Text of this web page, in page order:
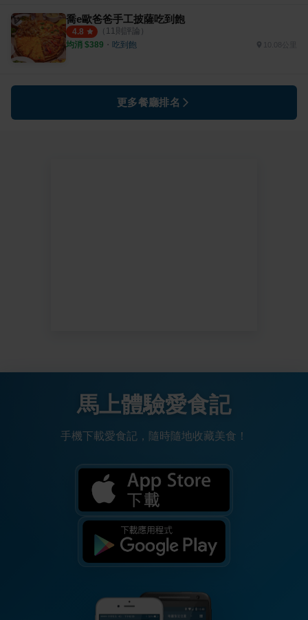
喬e歐爸爸手工披薩吃到飽
4.8 （ 11則評論）
均消 $389 ・ 吃到飽 10.08公里
更多餐廳排名
馬上體驗愛食記
手機下載愛食記，隨時隨地收藏美食！